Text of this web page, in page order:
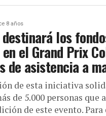
8 años
los
el Grand Prix
de asistencia a
de esta iniciativa
de 5.000 personas que
de este evento. Para